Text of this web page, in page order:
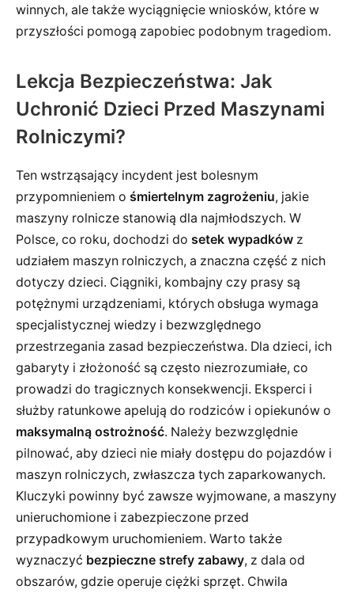
winnych, ale także wyciągnięcie wniosków, które w
przyszłości pomogą zapobiec podobnym tragediom.
Lekcja Bezpieczeństwa: Jak
Uchronić Dzieci Przed Maszynami
Rolniczymi?
Ten wstrząsający incydent jest bolesnym
przypomnieniem o śmiertelnym zagrożeniu, jakie
maszyny rolnicze stanowią dla najmłodszych. W
Polsce, co roku, dochodzi do setek wypadków z
udziałem maszyn rolniczych, a znaczna część z nich
dotyczy dzieci. Ciągniki, kombajny czy prasy są
potężnymi urządzeniami, których obsługa wymaga
specjalistycznej wiedzy i bezwzględnego
przestrzegania zasad bezpieczeństwa. Dla dzieci, ich
gabaryty i złożoność są często niezrozumiałe, co
prowadzi do tragicznych konsekwencji. Eksperci i
służby ratunkowe apelują do rodziców i opiekunów o
maksymalną ostrożność. Należy bezwzględnie
pilnować, aby dzieci nie miały dostępu do pojazdów i
maszyn rolniczych, zwłaszcza tych zaparkowanych.
Kluczyki powinny być zawsze wyjmowane, a maszyny
unieruchomione i zabezpieczone przed
przypadkowym uruchomieniem. Warto także
wyznaczyć bezpieczne strefy zabawy, z dala od
obszarów, gdzie operuje ciężki sprzęt. Chwila